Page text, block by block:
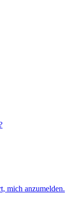
mich anzumelden.